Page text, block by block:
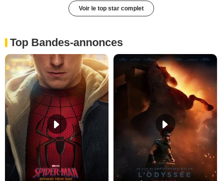
Voir le top star complet
Top Bandes-annonces